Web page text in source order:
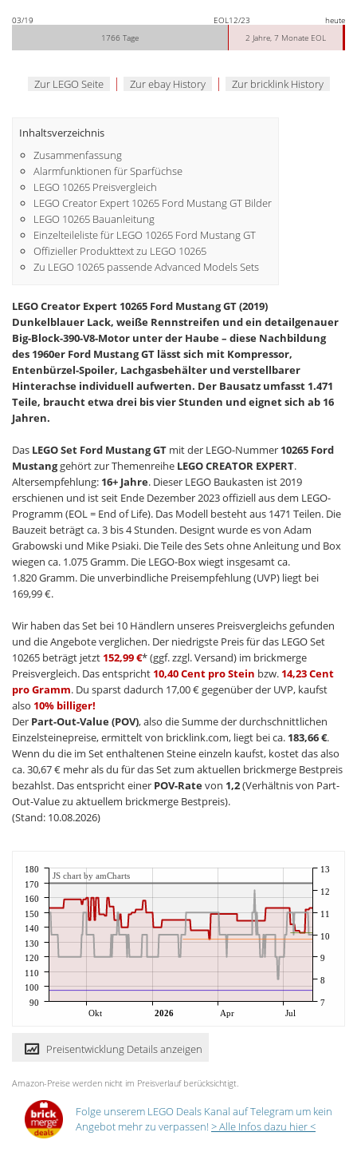
03/19 EOL12/23
heute
1766 Tage
2 Jahre, 7 Monate EOL
Zur LEGO Seite | Zur ebay History | Zur bricklink History
Inhaltsverzeichnis
Zusammenfassung
Alarmfunktionen für Sparfüchse
LEGO 10265 Preisvergleich
LEGO Creator Expert 10265 Ford Mustang GT Bilder
LEGO 10265 Bauanleitung
Einzelteileliste für LEGO 10265 Ford Mustang GT
Offizieller Produkttext zu LEGO 10265
Zu LEGO 10265 passende Advanced Models Sets
LEGO Creator Expert 10265 Ford Mustang GT (2019)
Dunkelblauer Lack, weiße Rennstreifen und ein detailgenauer
Big-Block-390-V8-Motor unter der Haube – diese Nachbildung
des 1960er Ford Mustang GT lässt sich mit Kompressor,
Entenbürzel-Spoiler, Lachgasbehälter und verstellbarer
Hinterachse individuell aufwerten. Der Bausatz umfasst 1.471
Teile, braucht etwa drei bis vier Stunden und eignet sich ab 16
Jahren.
Das LEGO Set Ford Mustang GT mit der LEGO-Nummer 10265 Ford
Mustanggehört zur Themenreihe LEGO CREATOR EXPERT.
Altersempfehlung: 16+ Jahre. Dieser LEGO Baukasten ist 2019
erschienen und ist seit Ende Dezember 2023 offiziell aus dem LEGO-
Programm (EOL = End of Life). Das Modell besteht aus 1471 Teilen. Die
Bauzeit beträgt ca. 3 bis 4 Stunden. Designt wurde es von Adam
Grabowski und Mike Psiaki. Die Teile des Sets ohne Anleitung und Box
wiegen ca. 1.075 Gramm. Die LEGO-Box wiegt insgesamt ca.
1.820 Gramm. Die unverbindliche Preisempfehlung (UVP) liegt bei
169,99 €.
Wir haben das Set bei 10 Händlern unseres Preisvergleichs gefunden
und die Angebote verglichen. Der niedrigste Preis für das LEGO Set
10265 beträgt jetzt 152,99 €* (ggf. zzgl. Versand) im brickmerge
Preisvergleich. Das entspricht 10,40 Cent pro Stein bzw. 14,23 Cent
pro Gramm. Du sparst dadurch 17,00 € gegenüber der UVP, kaufst
also 10% billiger!
Der Part-Out-Value (POV), also die Summe der durchschnittlichen
Einzelsteinepreise, ermittelt von bricklink.com, liegt bei ca. 183,66 €.
Wenn du die im Set enthaltenen Steine einzeln kaufst, kostet das also
ca. 30,67 € mehr als du für das Set zum aktuellen brickmerge Bestpreis
bezahlst. Das entspricht einer POV-Ratevon 1,2(Verhältnis von Part-
Out-Value zu aktuellem brickmerge Bestpreis).
(Stand: 10.08.2026)
Okt 2026 Apr Jul
90
100
110
120
130
140
150
160
170
180
7
8
9
10
11
12
13
JS chart by amCharts
Preisentwicklung Details anzeigen
Amazon-Preise werden nicht im Preisverlauf berücksichtigt.
Folge unserem LEGO Deals Kanal auf Telegram um kein
Angebot mehr zu verpassen! > Alle Infos dazu hier <